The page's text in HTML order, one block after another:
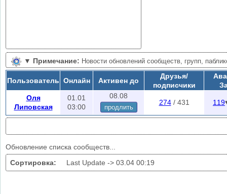
▼ Примечание: Новости обновлений сообществ, групп,
при заходе на эту страничку.
Скрытые группы находятся в автоматическом режиме или в меню
поиска скрытых сообществ.
Пользователь Онлайн Активен до
Друзья/
подписчики
Оля
Липовская
01.01
03:00
08.08
продлить
274/ 431 119
Обновление списка сообществ...
Сортировка: Last Update -> 03.04 00:19